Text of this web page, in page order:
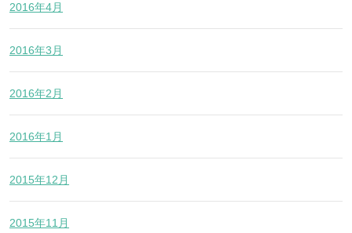
2016年4月
2016年3月
2016年2月
2016年1月
2015年12月
2015年11月